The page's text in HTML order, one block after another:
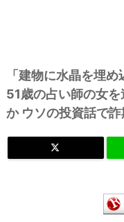
「建物に水晶を埋
51歳の占い師の女
か ウソの投資話で